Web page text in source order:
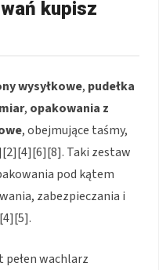
kupisz
wysyłkowe, pudełka
, opakowania z
, obejmujące taśmy,
Taki zestaw
pod kątem
zabezpieczania i
wachlarz